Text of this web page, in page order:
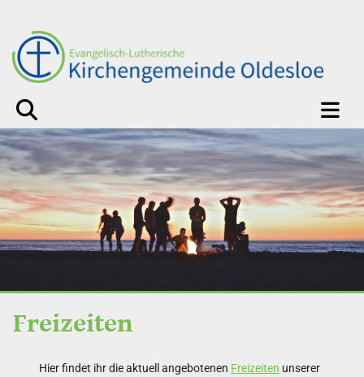
Freizeiten
Hier findet ihr die aktuell angebotenen Freizeiten unserer